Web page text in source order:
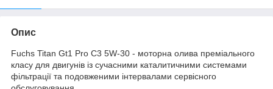
Опис
Fuchs Titan Gt1 Pro C3 5W-30 - моторна олива преміального
класу для двигунів із сучасними каталитичними системами
фільтрації та подовженими інтервалами сервісного